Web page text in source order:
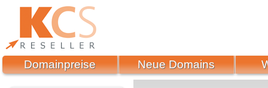
Domainpreise Neue Domains